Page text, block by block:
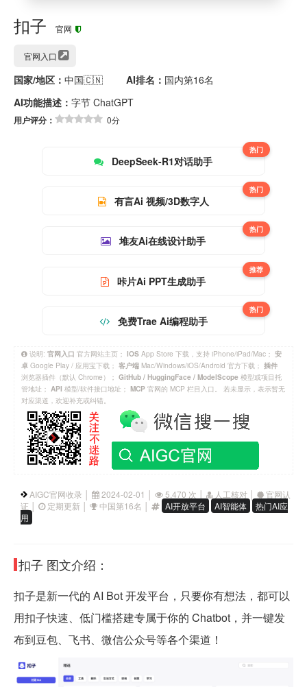
扣子 官网
官网入口
国家/地区： 中国🇨🇳 AI排名： 国内第16名
AI功能描述： 字节 ChatGPT
用户评分： 0分
DeepSeek-R1对话助手
热门
有言Ai 视频/3D数字人
热门
堆友Ai在线设计助手
热门
咔片Ai PPT生成助手
推荐
免费Trae Ai编程助手
热门
说明: 官网入口 官方网站主页； IOS App Store 下载，支持 iPhone/iPad/Mac； 安
卓 Google Play / 应用宝下载； 客户端 Mac/Windows/iOS/Android 官方下载； 插件
浏览器插件（默认 Chrome）； GitHub / HuggingFace / ModelScope 模型或项目托
管地址； API 模型/软件接口地址； MCP 官网的 MCP 栏目入口。 若未显示，表示暂无
对应渠道，欢迎补充或纠错。
AIGC官网收录 │ 2024-02-01 │ 5,470 次 │ 人工核对 │
官网认
证 │
定期更新 │ 中国第16名 │ AI开放平台 AI智能体
热门AI应
用
扣子 图文介绍：
扣子是新一代的 AI Bot 开发平台，只要你有想法，都可以
用扣子快速、低门槛搭建专属于你的 Chatbot，并一键发
布到豆包、飞书、微信公众号等各个渠道！